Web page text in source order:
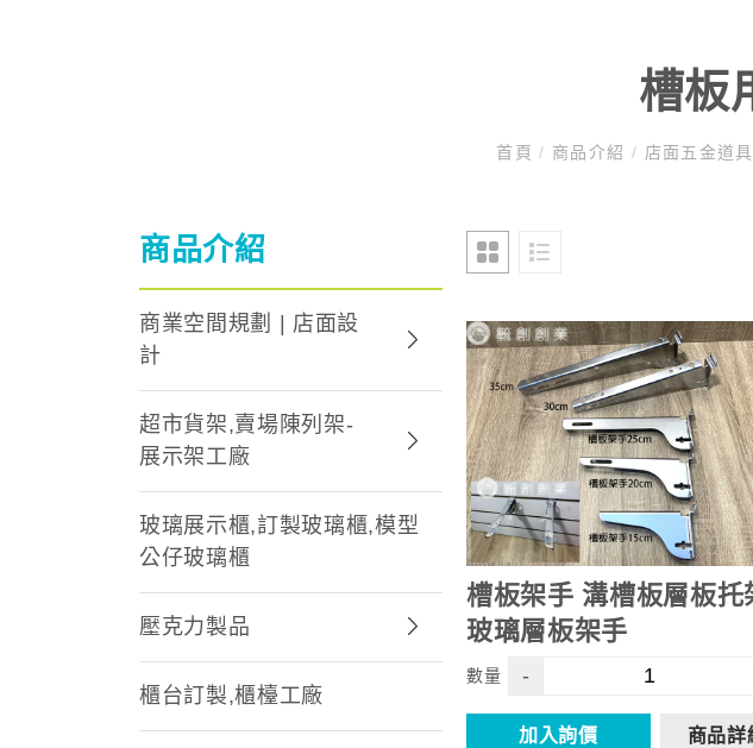
槽板
首頁/ 商品介紹 / 店面五金道
商品介紹
商業空間規劃 | 店面設
計
超市貨架,賣場陳列架-
展示架工廠
玻璃展示櫃,訂製玻璃櫃,模型
公仔玻璃櫃
壓克力製品
櫃台訂製,櫃檯工廠
槽板架手 溝槽板層板托
玻璃層板架手
數量 -
加入詢價 商品詳